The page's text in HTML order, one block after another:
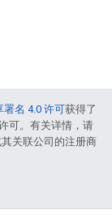
署名 4.0 许可获得了
可。有关详情，请
关联公司的注册商